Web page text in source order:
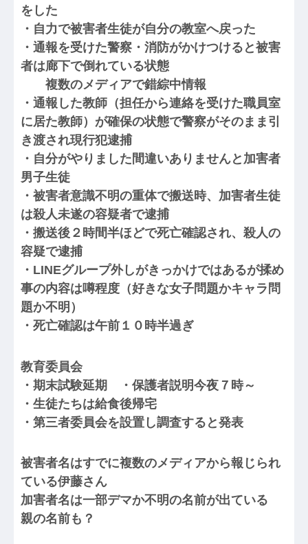
をした
・自力で被害者生徒が自分の教室へ戻った
・通報を受けた警察・消防がかけつけると被害
者は廊下で倒れている状態
複数のメディアで錯綜中情報
・通報した教師（担任から連絡を受けた職員室
に居た教師）が確保の状態で警察がそのまま引
き渡され現行犯逮捕
・自分がやりました間違いありませんと加害者
男子生徒
・被害者意識不明の重体で搬送時、加害者生徒
は殺人未遂の容疑者で逮捕
・搬送後２時間半ほどで死亡確認され、殺人の
容疑で逮捕
・LINEグループ外しがきっかけではあるが揉め
事の内容は噂程度（好きな女子問題かキャラ問
題か不明）
・死亡確認は午前１０時半過ぎ
教育委員会
・期末試験延期 ・保護者説明今夜７時～
・生徒たちは給食後帰宅
・第三者委員会を設置し調査すると発表
被害者名はすでに複数のメディアから報じられ
ている伊藤さん
加害者名は一部デマか不明の名前が出ている
親の名前も？